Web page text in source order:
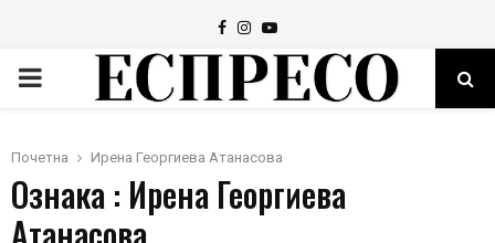
Facebook
Instagram
Youtube
PRIMARY
Почетна Ирена Георгиева Атанасова
Ознака : Ирена Георгиева